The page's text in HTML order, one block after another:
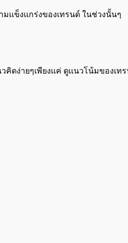
เเข็งเเกร่งของเทรนด์ ในช่วงนั้นๆ
ดง่ายๆเพียงเเค่ ดูเเนวโน้มของเ